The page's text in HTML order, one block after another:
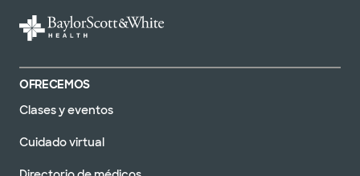
OFRECEMOS
Clases y eventos
Cuidado virtual